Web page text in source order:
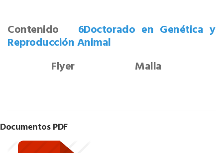
Contenido 6Doctorado en Genética y
Reproducción Animal
Flyer Malla
Documentos PDF